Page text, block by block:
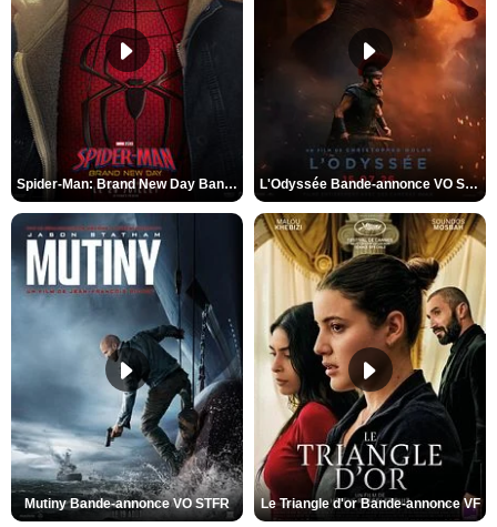
Spider-Man: Brand New Day Bande-annonce VO STFR L'Odyssée Bande-annonce VO STFR
Mutiny Bande-annonce VO STFR Le Triangle d'or Bande-annonce VF